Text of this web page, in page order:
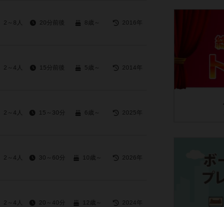
2～8人 20分前後 8歳～ 2016年
2～4人 15分前後 5歳～ 2014年
2～4人 15～30分 6歳～ 2025年
2～4人 30～60分 10歳～ 2026年
2～4人 20～40分 12歳～ 2024年